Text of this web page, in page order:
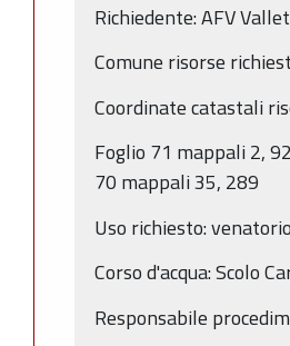
Richiedente: AFV
Comune risorse
Coordinate catastali
Foglio 71 mappali 2,
70 mappali 35, 289
Uso richiesto: venatorio
Corso d'acqua: Scolo
Responsabile